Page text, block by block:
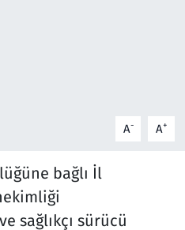
A- A+
bağlı İl
sağlıkçı sürücü